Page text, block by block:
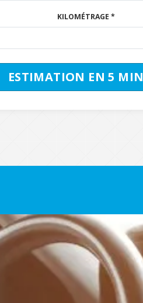
KILOMÉTRAGE *
ESTIMATION EN 5 MIN